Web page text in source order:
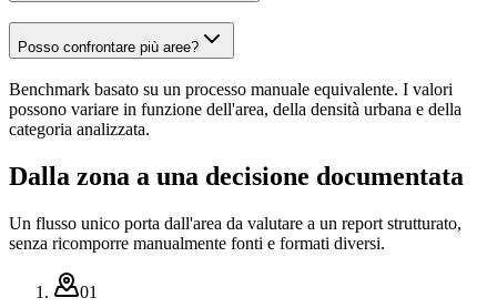
Posso confrontare più aree?
Benchmark basato su un processo manuale equivalente. I valori
possono variare in funzione dell'area, della densità urbana e della
categoria analizzata.
Dalla zona a una decisione documentata
Un flusso unico porta dall'area da valutare a un report strutturato,
senza ricomporre manualmente fonti e formati diversi.
01